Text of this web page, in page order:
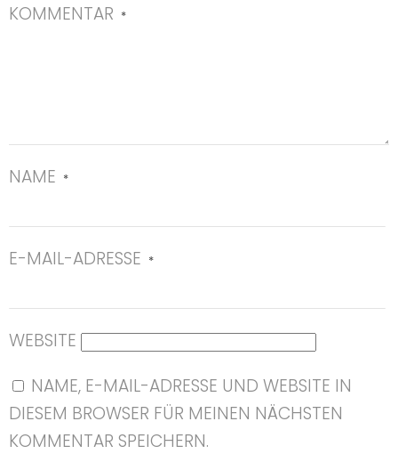
KOMMENTAR *
NAME *
E-MAIL-ADRESSE *
WEBSITE
NAME, E-MAIL-ADRESSE UND WEBSITE IN
DIESEM BROWSER FÜR MEINEN NÄCHSTEN
KOMMENTAR SPEICHERN.